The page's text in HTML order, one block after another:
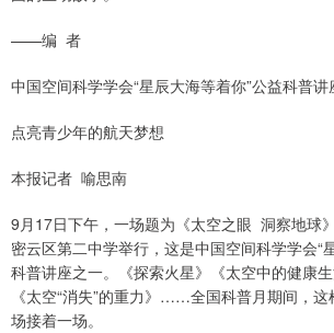
——编 者
中国空间科学学会“星辰大海等着你”公益科普讲
点亮青少年的航天梦想
本报记者 喻思南
9月17日下午，一场题为《太空之眼 洞察地球
密云区第二中学举行，这是中国空间科学学会“
科普讲座之一。《探索火星》《太空中的健康生
《太空“消失”的重力》……全国科普月期间，
场接着一场。